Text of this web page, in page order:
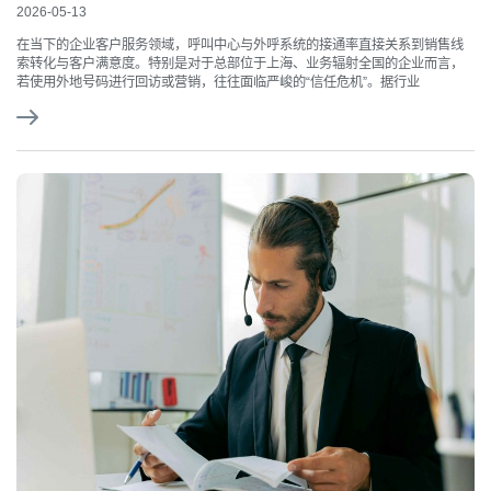
2026-05-13
在当下的企业客户服务领域，呼叫中心与外呼系统的接通率直接关系到销售线
索转化与客户满意度。特别是对于总部位于上海、业务辐射全国的企业而言，
若使用外地号码进行回访或营销，往往面临严峻的“信任危机”。据行业